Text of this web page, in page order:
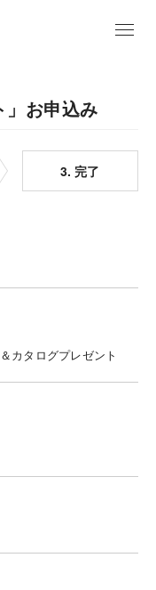
」お申込み
3. 完了
カタログプレゼント